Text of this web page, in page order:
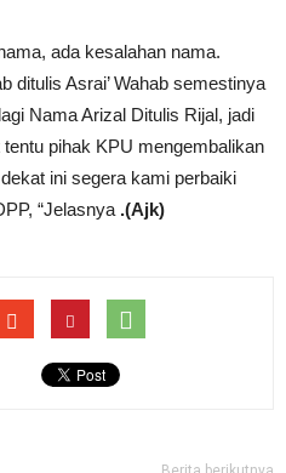
ada kesalahan nama.
ditulis Asrai’ Wahab semestinya
Nama Arizal Ditulis Rijal, jadi
pihak KPU mengembalikan
ini segera kami perbaiki
“Jelasnya .(Ajk)